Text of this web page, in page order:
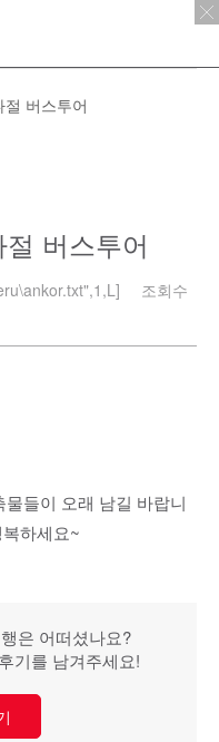
버스투어
버스투어
조회수
들이 오래 남길 바랍니
하세요~
은 어떠셨나요?
기를 남겨주세요!